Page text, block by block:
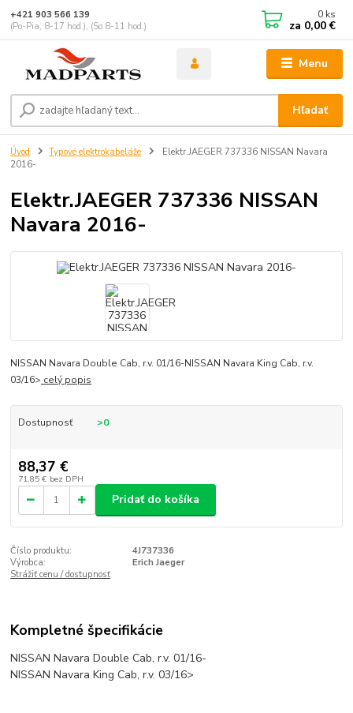
Menu
Hľadať
+421 903 566 139
(Po-Pia, 8-17 hod.), (So 8-11 hod.)
0 ks
za 0,00 €
Úvod Typové elektrokabeláže
Elektr.JAEGER 737336 NISSAN Navara
2016-
Elektr.JAEGER 737336 NISSAN
Navara 2016-
NISSAN Navara Double Cab, r.v. 01/16-NISSAN Navara King Cab, r.v.
03/16> celý popis
Dostupnosť >0
88,37 €
71,85 € bez DPH
Pridať do košíka
Číslo produktu:
4J737336
Výrobca:
Erich Jaeger
Strážiť cenu / dostupnosť
Kompletné špecifikácie
NISSAN Navara Double Cab, r.v. 01/16-
NISSAN Navara King Cab, r.v. 03/16>